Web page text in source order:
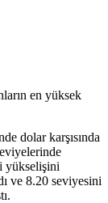
en yüksek
dolar karşısında
yükselişini
ve 8.20 seviyesini